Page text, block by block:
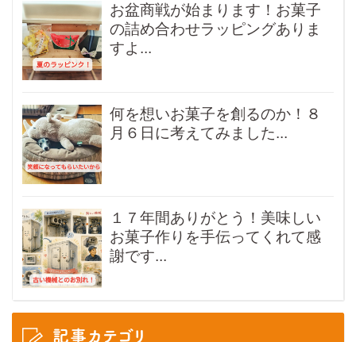
お盆商戦が始まります！お菓子
の詰め合わせラッピングありま
すよ...
何を想いお菓子を創るのか！８
月６日に考えてみました...
１７年間ありがとう！美味しい
お菓子作りを手伝ってくれて感
謝です...
記事カテゴリ